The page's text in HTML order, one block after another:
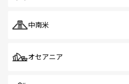
中南米
オセアニア